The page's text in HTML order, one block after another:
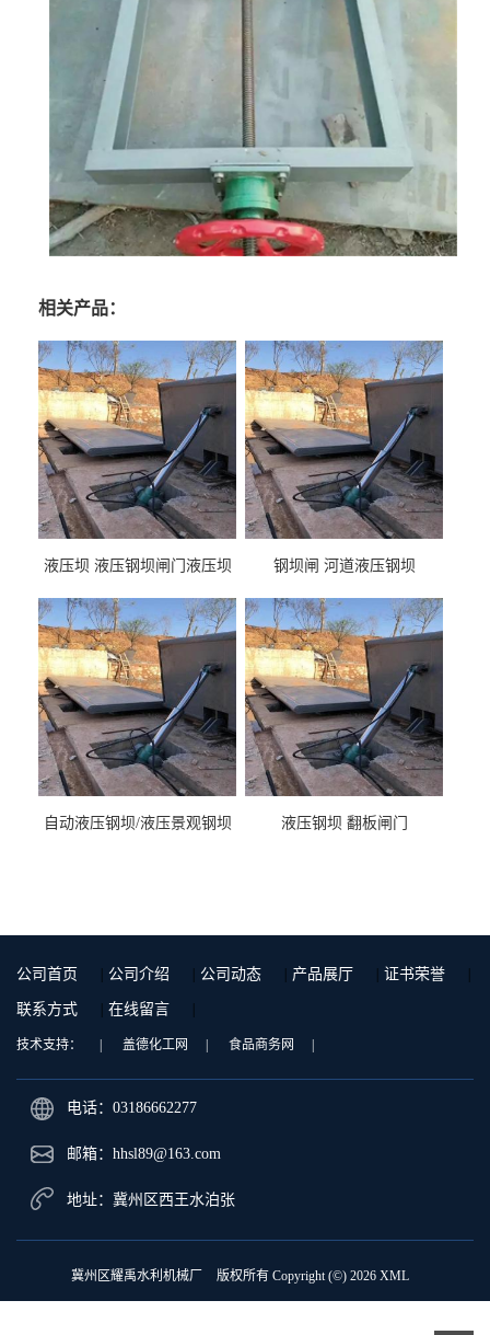
相关产品：
液压坝 液压钢坝闸门液压坝
钢坝闸 河道液压钢坝
自动液压钢坝/液压景观钢坝 液压钢坝 翻板闸门
公司首页 公司介绍 公司动态 产品展厅 证书荣誉
联系方式 在线留言
技术支持： 盖德化工网 食品商务网
电话：03186662277
邮箱：hhsl89@163.com
地址：冀州区西王水泊张
冀州区耀禹水利机械厂 版权所有 Copyright (©) 2026 XML